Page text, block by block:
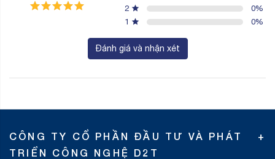
2
0%
1
0%
Đánh giá và nhận xét
CÔNG TY CỔ PHẦN ĐẦU TƯ VÀ PHÁT
TRIỂN CÔNG NGHỆ D2T